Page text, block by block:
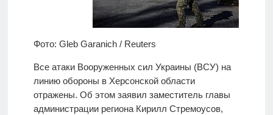
Фото: Gleb Garanich / Reuters
Все атаки Вооруженных сил Украины (ВСУ) на
линию обороны в Херсонской области
отражены. Об этом заявил заместитель главы
администрации региона Кирилл Стремоусов,